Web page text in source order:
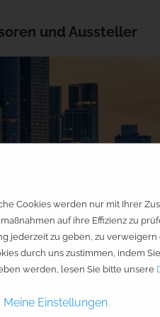
und Aussteller
Profi-
Cookies werden nur mit Ihrer
auf ihre Effizienz zu
jederzeit zu geben, zu
durch uns zustimmen, indem
werden, lesen Sie bitte unsere
Meine Einstellungen